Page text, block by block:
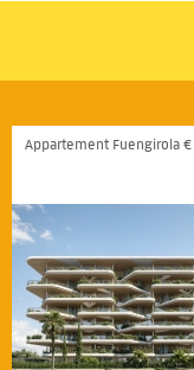
Appartement Fuengirola €